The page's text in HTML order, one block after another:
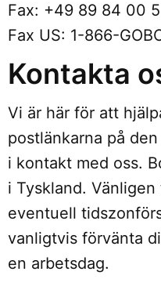
Fax: +49 89 84 00
Fax US: 1-866-
Kontakta
Vi är här för att
postlänkarna på
i kontakt med oss.
i Tyskland.
eventuell
vanligtvis förvänta
en arbetsdag.